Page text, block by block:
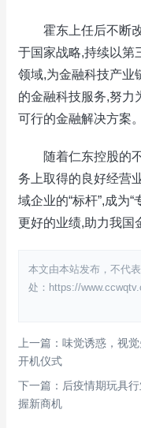
霍东上任后不断改
于国家战略,持续以第
领域,为金融科技产业
的金融科技服务,努力
可行的金融解决方案。
随着仁东控股的不
务上取得的良好经营
域企业的“标杆”,成为
更好的业绩,助力我国
本文由本站发布，不代
处：https://
上一篇：味觉诱惑，视
开机仪式
下一篇：后疫情期玩具
握新商机